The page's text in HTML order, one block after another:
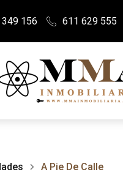
156 611 629 555
A Pie De Calle